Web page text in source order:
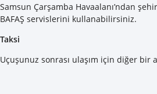
Samsun Çarşamba Havaalanı’ndan
BAFAŞ servislerini kullanabilirsiniz.
Taksi
Uçuşunuz sonrası ulaşım için diğer